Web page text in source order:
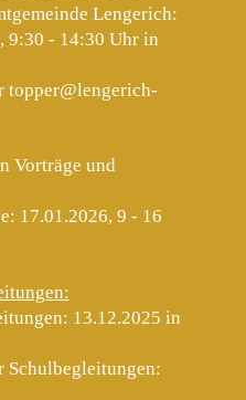
Lengerich:
9:30 - 14:30 Uhr in
topper@lengerich-
Vorträge und
: 17.01.2026, 9 - 16
: 13.12.2025 in
: